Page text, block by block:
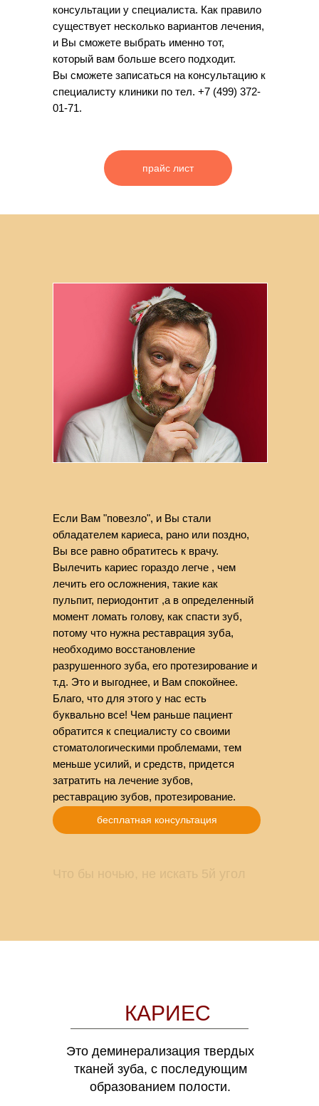
консультации у специалиста. Как правило
существует несколько вариантов лечения,
и Вы сможете выбрать именно тот,
который вам больше всего подходит.
Вы сможете записаться на консультацию к
специалисту клиники по тел. +7 (499) 372-
01-71.
прайс лист
Что бы ночью, не искать 5й угол
Если Вам "повезло", и Вы стали
обладателем кариеса, рано или поздно,
Вы все равно обратитесь к врачу.
Вылечить кариес гораздо легче , чем
лечить его осложнения, такие как
пульпит, периодонтит ,а в определенный
момент ломать голову, как спасти зуб,
потому что нужна реставрация зуба,
необходимо восстановление
разрушенного зуба, его протезирование и
т.д. Это и выгоднее, и Вам спокойнее.
Благо, что для этого у нас есть
буквально все! Чем раньше пациент
обратится к специалисту со своими
стоматологическими проблемами, тем
меньше усилий, и средств, придется
затратить на лечение зубов,
реставрацию зубов, протезирование.
бесплатная консультация
КАРИЕС
Это деминерализация твердых
тканей зуба, с последующим
образованием полости.